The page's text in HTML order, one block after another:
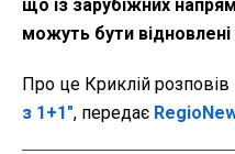
що із зарубіжних
можуть бути
Про це Криклій розповів
з 1+1", передає